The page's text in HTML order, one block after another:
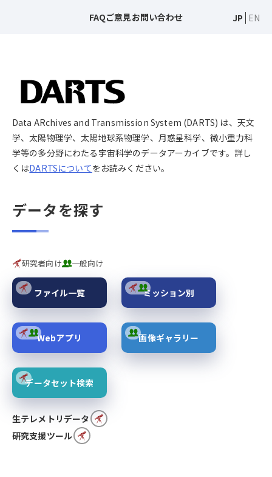
FAQご意見お問い合わせ JP EN
Data ARchives and Transmission System (DARTS) は、天文
学、太陽物理学、太陽地球系物理学、月惑星科学、微小重力科
学等の多分野にわたる宇宙科学のデータアーカイブです。詳し
くはDARTSについてをお読みください。
データを探す
研究者向け 一般向け
ファイル一覧 ミッション別
Webアプリ 画像ギャラリー
データセット検索
生テレメトリデータ
研究支援ツール